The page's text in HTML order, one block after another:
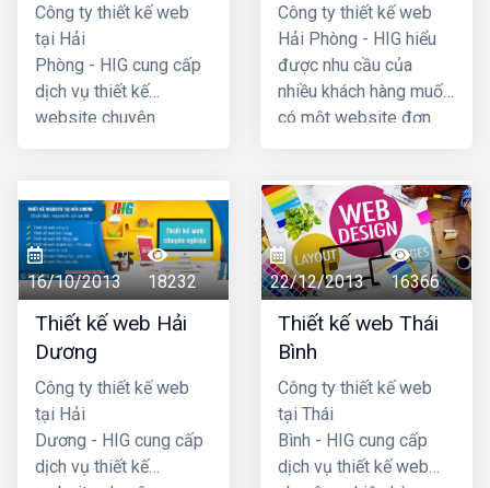
Công ty thiết kế web
tại Hải
Phòng - HIG cung cấp
dịch vụ thiết kế
website chuyên
kế web hợp lý, giá cả
cạnh tranh nhất. Công
ty chúng tôi có đội ngũ
lập trình nhiều kinh
nhgiệm, đội ngũ tư vấn
am hiểu nhiệt tình với
khách hàng. Mã
nguồn website dùng
thiết kế được chúng tôi
tự phát triển có độ bảo
mật cao, dễ dàng sử
Công ty thiết kế web
Hải Phòng - HIG hiểu
được nhu cầu của
nhiều khách hàng muốn
có một website đơn
đưa ra chương trình
thiết kế website giá rẻ
tại hải phòng chỉ với
4 triệu -> 5 triệu đồng
(trọn gói đã bao gồm
tên miền .com +
hosting + chứng thực
tên miền SSL) là quý
khách đã có một
website hoàn chỉnh
đưa vào hoạt động
16/10/2013 18232
Thiết kế web Hải
Dương
Công ty thiết kế web
tại Hải
Dương - HIG cung cấp
dịch vụ thiết kế
22/12/2013 16366
Thiết kế web Thái
Bình
Công ty thiết kế web
tại Thái
Bình - HIG cung cấp
dịch vụ thiết kế web